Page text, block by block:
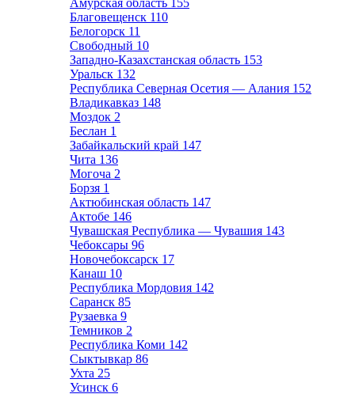
Амурская область 155
Благовещенск 110
Белогорск 11
Свободный 10
Западно-Казахстанская область 153
Уральск 132
Республика Северная Осетия — Алания 152
Владикавказ 148
Моздок 2
Беслан 1
Забайкальский край 147
Чита 136
Могоча 2
Борзя 1
Актюбинская область 147
Актобе 146
Чувашская Республика — Чувашия 143
Чебоксары 96
Новочебоксарск 17
Канаш 10
Республика Мордовия 142
Саранск 85
Рузаевка 9
Темников 2
Республика Коми 142
Сыктывкар 86
Ухта 25
Усинск 6